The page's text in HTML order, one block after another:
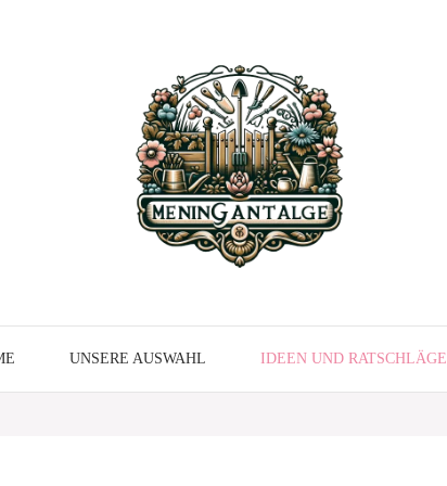
UNSERE AUSWAHL IDEEN UND RATSCHLÄGE